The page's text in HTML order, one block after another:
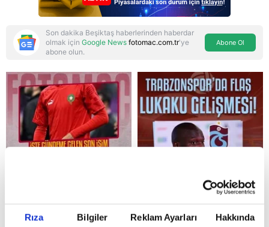
Rıza Bilgiler Reklam Ayarları Hakkında
Reddet
Son dakika Beşiktaş haberlerinden haberdar
olmak için Google News fotomac.com.tr'ye
abone olun.
Abone Ol